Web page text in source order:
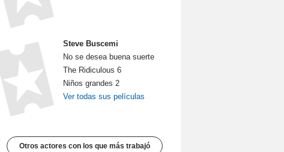
Steve Buscemi
No se desea buena suerte
The Ridiculous 6
Niños grandes 2
Ver todas sus películas
Otros actores con los que más trabajó